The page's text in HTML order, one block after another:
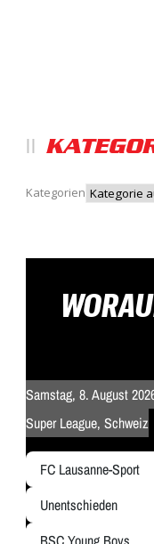
Kategorien